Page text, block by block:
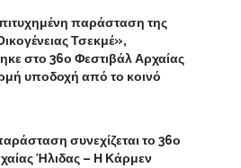
παράσταση της
Τσεκμέ»,
στο 36ο Φεστιβάλ Αρχαίας
υποδοχή από το κοινό
συνεχίζεται το 36ο
Ήλιδας – Η Κάρμεν